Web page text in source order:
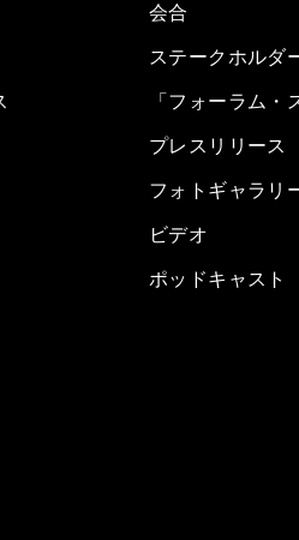
会合
ステークホルダ
「フォーラム・
プレスリリース
フォトギャラリ
ビデオ
ポッドキャスト